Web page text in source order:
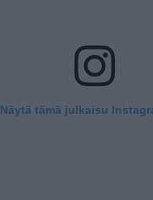
Näytä tämä julkaisu